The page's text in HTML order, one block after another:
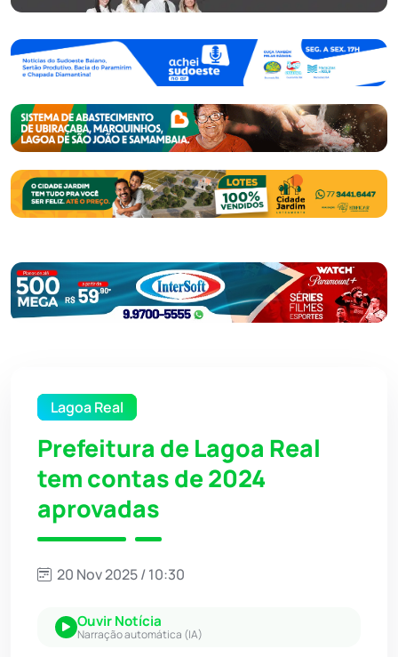
Lagoa Real
Prefeitura de Lagoa Real
tem contas de 2024
aprovadas
20 Nov 2025 / 10:30
Ouvir Notícia
Narração automática (IA)